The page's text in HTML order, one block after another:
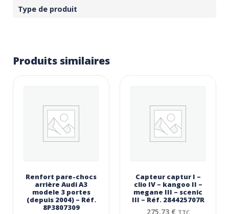
Type de produit
Produits similaires
Renfort pare-chocs
arrière Audi A3
modele 3 portes
(depuis 2004) – Réf.
8P3807309
Capteur captur I –
clio IV – kangoo II –
megane III – scenic
III – Réf. 284425707R
275,73 € TTC